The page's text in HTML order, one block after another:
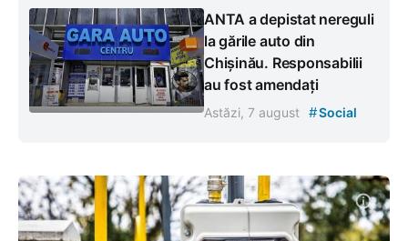
ANTA a depistat nereguli
la gările auto din
Chișinău. Responsabilii
au fost amendați
Astăzi, 7 august #Social